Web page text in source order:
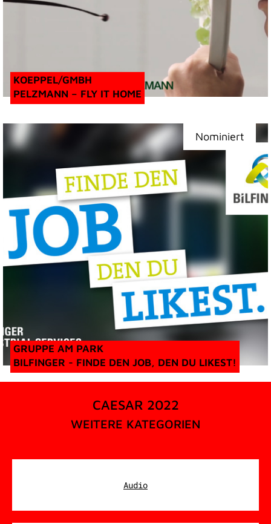
KOEPPEL/GMBH
PELZMANN – FLY IT HOME
Nominiert
GRUPPE AM PARK
BILFINGER - FINDE DEN JOB, DEN DU LIKEST!
CAESAR 2022
WEITERE KATEGORIEN
Audio